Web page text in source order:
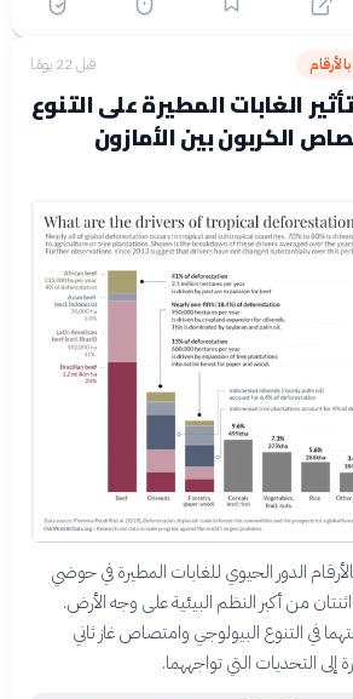
قبل 22 يومًا
الغابات المطيرة على التنوع
الكربون بين الأمازون
الدور الحيوي للغابات المطيرة في حوضي
من أكبر النظم البيئية على وجه الأرض.
في التنوع البيولوجي وامتصاص غاز ثاني
إلى التحديات التي تواجههما.